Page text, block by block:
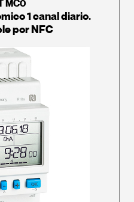
MC0
1 canal diario.
por NFC